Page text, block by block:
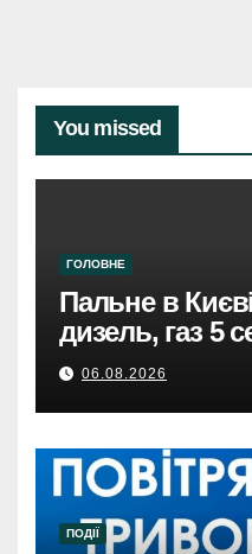
You missed
ГОЛОВНЕ
Пальне в
дизель, газ 5
06.08.2026
ПОДІЇ